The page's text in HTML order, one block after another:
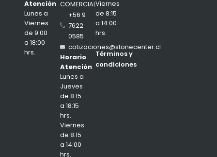
Atención
Lunes a
Viernes
de 9:00
a 18:00
hrs.
COMERCIAL
+56 9
7622
0585
cotizaciones@stonecenter.cl
Horario
Atención
Lunes a
Jueves
de 8:15
a 18:15
hrs.
Viernes
de 8:15
a 14:00
hrs.
Viernes
de 8:15
a 14:00
hrs.
Términos y
condiciones